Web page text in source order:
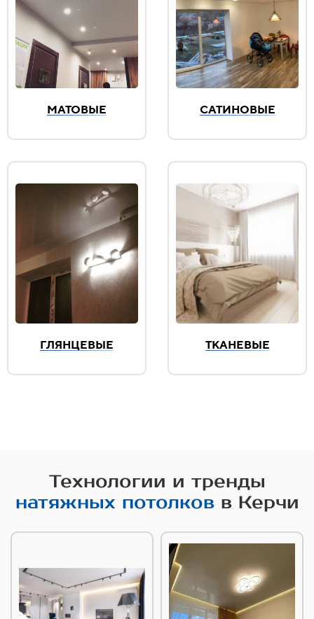
МАТОВЫЕ САТИНОВЫЕ
ГЛЯНЦЕВЫЕ ТКАНЕВЫЕ
Технологии и тренды
натяжных потолковв Керчи